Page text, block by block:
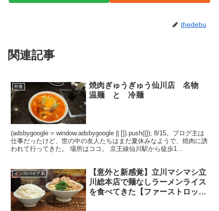
thedebu
関連記事
外食
焼肉ぎゅうぎゅう仙川店 名物
温麺 と 冷麺
(adsbygoogle = window.adsbygoogle || []).push({}); 8/15。ブログ主は
仕事だったけど、世の中の友人たちはまだ夏休みなようで、焼肉に誘
われて行ってきた。 場所はココ。 京王線仙川駅から徒歩1...
インスパイア系
【意外と新感覚】立川マシマシ立
川総本店で麺なしラーメンライス
を食べてきた【ファーストロッ